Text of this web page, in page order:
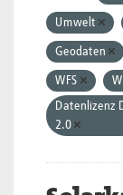
Umwelt
Geodaten
WFS
Datenlizenz
2.0